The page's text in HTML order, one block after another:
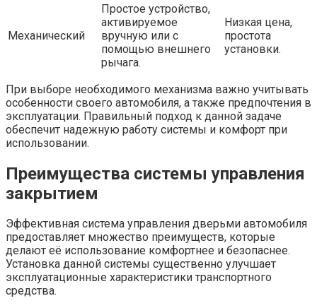
Механический
Простое устройство,
активируемое
вручную или с
помощью внешнего
рычага.
Низкая цена,
простота
установки.
При выборе необходимого механизма важно учитывать
особенности своего автомобиля, а также предпочтения в
эксплуатации. Правильный подход к данной задаче
обеспечит надежную работу системы и комфорт при
использовании.
Преимущества системы управления
закрытием
Эффективная система управления дверьми автомобиля
предоставляет множество преимуществ, которые
делают её использование комфортнее и безопаснее.
Установка данной системы существенно улучшает
эксплуатационные характеристики транспортного
средства.